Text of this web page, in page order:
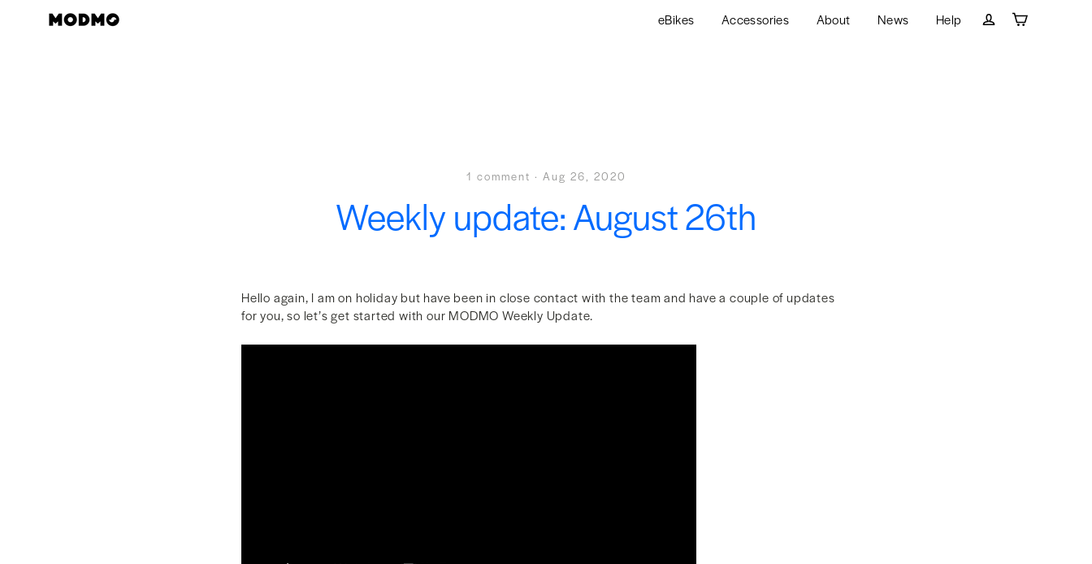
eBikes Accessories About News
Help
1 comment · Aug 26, 2020
Weekly update: August 26th
Hello again, I am on holiday but have been in close contact with the team and have a couple of updates
for you, so let’s get started with our MODMO Weekly Update.